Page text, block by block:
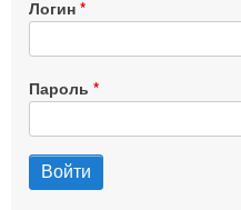
Логин
Пароль